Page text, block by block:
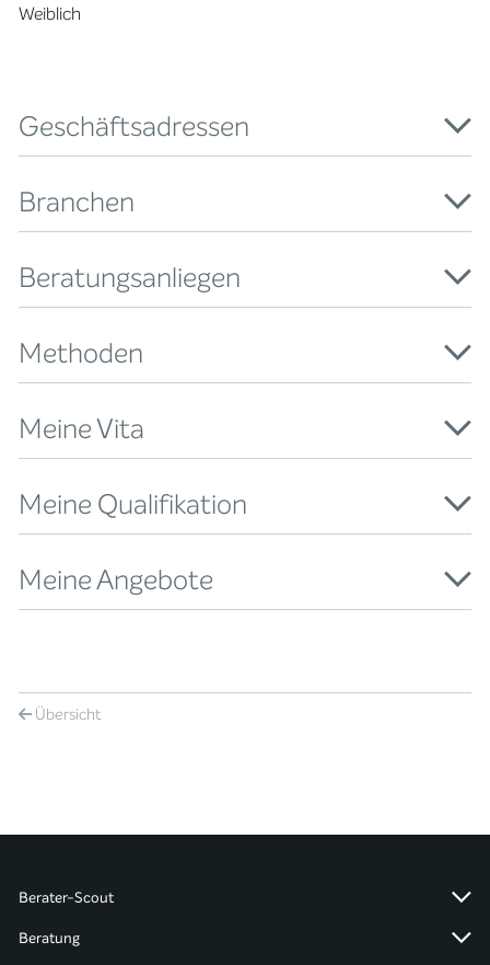
Weiblich
Geschäftsadressen
Branchen
Beratungsanliegen
Methoden
Meine Vita
Meine Qualifikation
Meine Angebote
Übersicht
Berater-Scout
Beratung